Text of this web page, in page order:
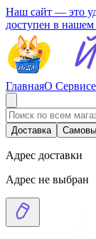
Наш сайт — это
доступен в
ГлавнаяО Сервисе
Доставка
Адрес доставки
Адрес не выбран